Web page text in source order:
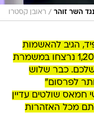
השר זוהר / ראובן קסטרו
הגיב להאשמות
הקשות של מיקי זוהר ואמר: "1,200 נרצחו במשמרת
כבר שלוש
לפרסום"
אלף חמושי חמאס שולטים עדיין
מכל האזהרות